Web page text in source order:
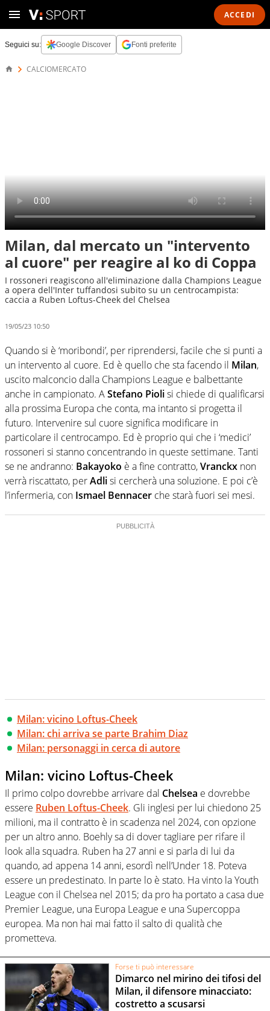
ACCEDI
Seguici su: Google Discover Fonti preferite
CALCIOMERCATO
Milan, dal mercato un "intervento
al cuore" per reagire al ko di Coppa
I rossoneri reagiscono all'eliminazione dalla Champions League
a opera dell'Inter tuffandosi subito su un centrocampista:
caccia a Ruben Loftus-Cheek del Chelsea
19/05/23 10:50
Quando si è ‘moribondi’, per riprendersi, facile che si punti a
un intervento al cuore. Ed è quello che sta facendo il Milan,
uscito malconcio dalla Champions League e balbettante
anche in campionato. AStefano Piolisi chiede di qualificarsi
alla prossima Europa che conta, ma intanto si progetta il
futuro. Intervenire sul cuore significa modificare in
particolare il centrocampo. Ed è proprio qui che i ‘medici’
rossoneri si stanno concentrando in queste settimane. Tanti
se ne andranno: Bakayoko è a fine contratto,Vranckx non
verrà riscattato, perAdlisi cercherà una soluzione. E poi c’è
l’infermeria, con Ismael Bennacer che starà fuori sei mesi.
Milan: vicino Loftus-Cheek
Milan: chi arriva se parte Brahim Diaz
Milan: personaggi in cerca di autore
Milan: vicino Loftus-Cheek
Il primo colpo dovrebbe arrivare dal Chelsea e dovrebbe
essere Ruben Loftus-Cheek. Gli inglesi per lui chiedono 25
milioni, ma il contratto è in scadenza nel 2024, con opzione
per un altro anno. Boehly sa di dover tagliare per rifare il
look alla squadra. Ruben ha 27 anni e si parla di lui da
quando, ad appena 14 anni, esordì nell’Under 18. Poteva
essere un predestinato. In parte lo è stato. Ha vinto la Youth
League con il Chelsea nel 2015; da pro ha portato a casa due
Premier League, una Europa League e una Supercoppa
europea. Ma non hai mai fatto il salto di qualità che
prometteva.
Forse ti può interessare
Dimarco nel mirino dei tifosi del
Milan, il difensore minacciato:
costretto a scusarsi